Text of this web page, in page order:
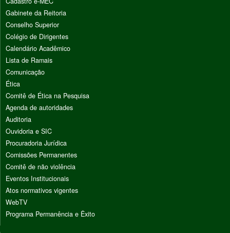
Gabinete da Reitoria
Conselho Superior
Colégio de Dirigentes
Calendário Acadêmico
Lista de Ramais
Comunicação
Ética
Comitê de Ética na Pesquisa
Agenda de autoridades
Auditoria
Ouvidoria e SIC
Procuradoria Jurídica
Comissões Permanentes
Comitê de não violência
Eventos Institucionais
Atos normativos vigentes
WebTV
Programa Permanência e Êxito